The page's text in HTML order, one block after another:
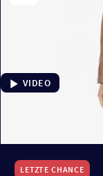
VIDEO
LETZTE CHANCE